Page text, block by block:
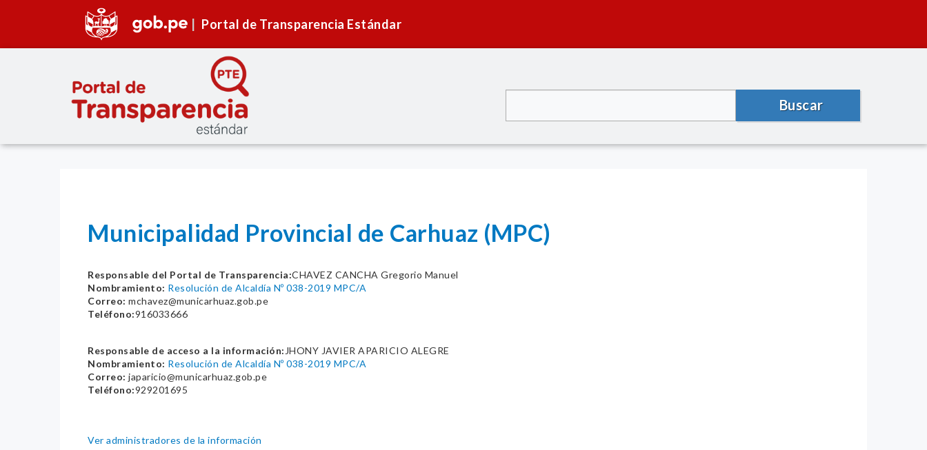
Portal de Transparencia Estándar
Buscar
Municipalidad Provincial de Carhuaz (MPC)
Responsable del Portal de Transparencia:CHAVEZ CANCHA Gregorio Manuel
Nombramiento: Resolución de Alcaldía Nº 038-2019 MPC/A
Correo: mchavez@municarhuaz.gob.pe
Teléfono:916033666
Responsable de acceso a la información: JHONY JAVIER APARICIO ALEGRE
Nombramiento: Resolución de Alcaldía Nº 038-2019 MPC/A
Correo: japaricio@municarhuaz.gob.pe
Teléfono:929201695
Ver administradores de la información